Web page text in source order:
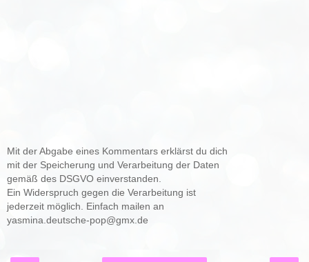
Mit der Abgabe eines Kommentars erklärst du dich
mit der Speicherung und Verarbeitung der Daten
gemäß des DSGVO einverstanden.
Ein Widerspruch gegen die Verarbeitung ist
jederzeit möglich. Einfach mailen an
yasmina.deutsche-pop@gmx.de